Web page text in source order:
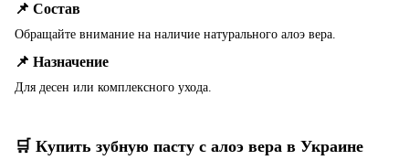
📌 Состав
Обращайте внимание на наличие натурального алоэ вера.
📌 Назначение
Для десен или комплексного ухода.
🛒 Купить зубную пасту с алоэ вера в Украине